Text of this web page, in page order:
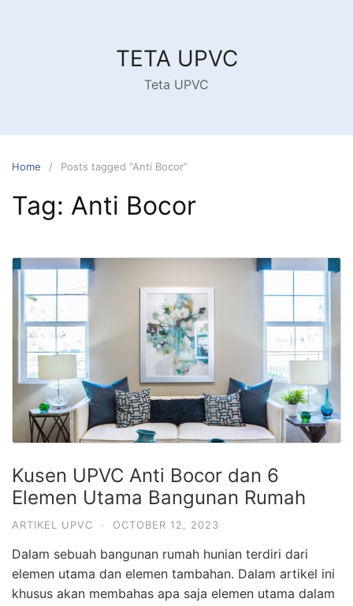
TETA UPVC
Teta UPVC
Home Posts tagged “Anti Bocor”
Tag: Anti Bocor
Kusen UPVC Anti Bocor dan 6
Elemen Utama Bangunan Rumah
ARTIKEL UPVC · OCTOBER 12, 2023
Dalam sebuah bangunan rumah hunian terdiri dari
elemen utama dan elemen tambahan. Dalam artikel ini
khusus akan membahas apa saja elemen utama dalam